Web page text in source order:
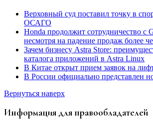
Верховный суд поставил точку в
ОСАГО
Honda продолжит сотрудничество с
несмотря на падение продаж более
Зачем бизнесу Astra Store:
каталога приложений в Astra Linux
В Китае открыт прием заявок на
В России официально представлен
Вернуться наверх
Информация для правообладателей